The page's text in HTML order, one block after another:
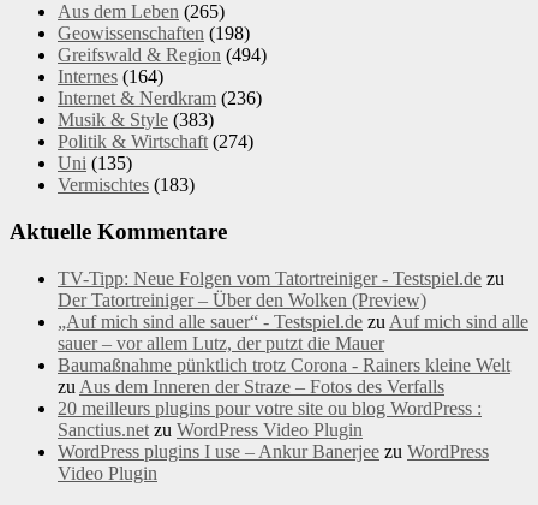
Aus dem Leben (265)
Geowissenschaften (198)
Greifswald & Region (494)
Internes (164)
Internet & Nerdkram (236)
Musik & Style (383)
Politik & Wirtschaft (274)
Uni (135)
Vermischtes (183)
Aktuelle Kommentare
TV-Tipp: Neue Folgen vom Tatortreiniger - Testspiel.de zu
Der Tatortreiniger – Über den Wolken (Preview)
„Auf mich sind alle sauer“ - Testspiel.de zu Auf mich sind alle
sauer – vor allem Lutz, der putzt die Mauer
Baumaßnahme pünktlich trotz Corona - Rainers kleine Welt
zu Aus dem Inneren der Straze – Fotos des Verfalls
20 meilleurs plugins pour votre site ou blog WordPress :
Sanctius.net zu WordPress Video Plugin
WordPress plugins I use – Ankur Banerjee zu WordPress
Video Plugin